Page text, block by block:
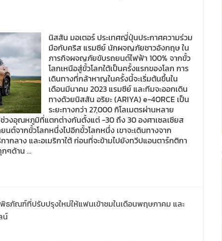
นิสสัน มอเตอร์ ประเทศญี่ปุ่นประกาศความร่วม
มือกับคริส แรมซีย์ นักผจญภัยชาวอังกฤษ ใน
ภารกิจผจญภัยขับรถยนต์ไฟฟ้า 100% จากขั้ว
โลกเหนือสู่ขั้วโลกใต้เป็นครั้งแรกของโลก การ
เดินทางที่กล้าหาญในครั้งนี้จะเริ่มต้นขึ้นใน
เดือนมีนาคม 2023 แรมซีย์ และทีมจะออกเดิน
ทางด้วยนิสสัน อริยะ (ARIYA) e-4ORCE เป็น
ระยะทางกว่า 27,000 กิโลเมตรผ่านหลาย
วงอุณหภูมิที่แตกต่างกันตั้งแต่ -30 ถึง 30 องศาเซลเซียส
ต์จากขั้วโลกหนึ่งไปอีกขั้วโลกหนึ่ง เขาจะเดินทางจาก
ากลาง และอเมริกาใต้ ก่อนที่จะข้ามไปยังทวีปแอนตาร์กติกา
กๆด้าน …
ธภัณฑ์ที่ปรับปรุงใหม่ให้แฟนเข้าชมในเดือนพฤษภาคม และ
น์